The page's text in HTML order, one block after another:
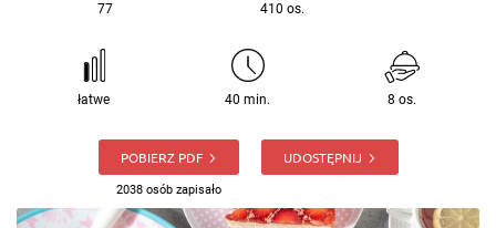
77 410 os.
łatwe 40 min. 8 os.
POBIERZ PDF
2038 osób zapisało
UDOSTĘPNIJ